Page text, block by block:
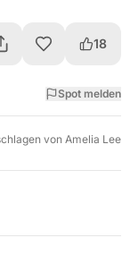
18
Spot melden
von Amelia Lee